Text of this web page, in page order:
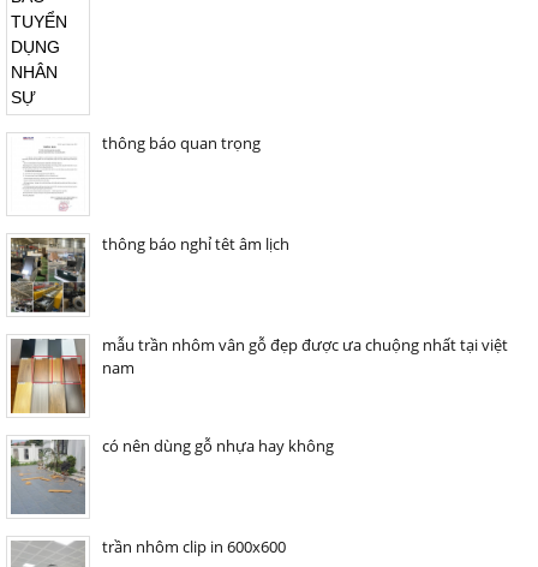
thông báo quan trọng
thông báo nghỉ têt âm lịch
mẫu trần nhôm vân gỗ đẹp được ưa chuộng nhất tại việt
nam
có nên dùng gỗ nhựa hay không
trần nhôm clip in 600x600